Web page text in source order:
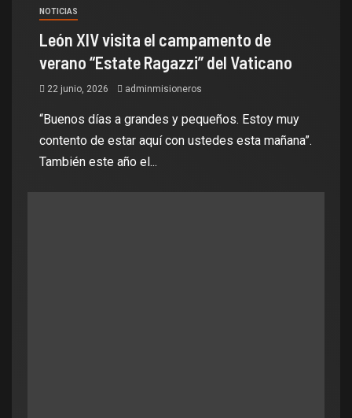
NOTICIAS
León XIV visita el campamento de
verano “Estate Ragazzi” del Vaticano
22 junio, 2026 adminmisioneros
“Buenos días a grandes y pequeños. Estoy muy
contento de estar aquí con ustedes esta mañana”.
También este año el...